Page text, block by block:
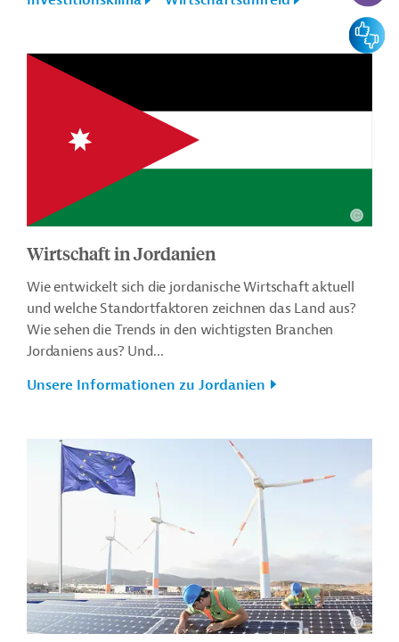
Wirtschaft in Jordanien
Wie entwickelt sich die jordanische Wirtschaft aktuell
und welche Standortfaktoren zeichnen das Land aus?
Wie sehen die Trends in den wichtigsten Branchen
Jordaniens aus? Und...
Unsere Informationen zu Jordanien